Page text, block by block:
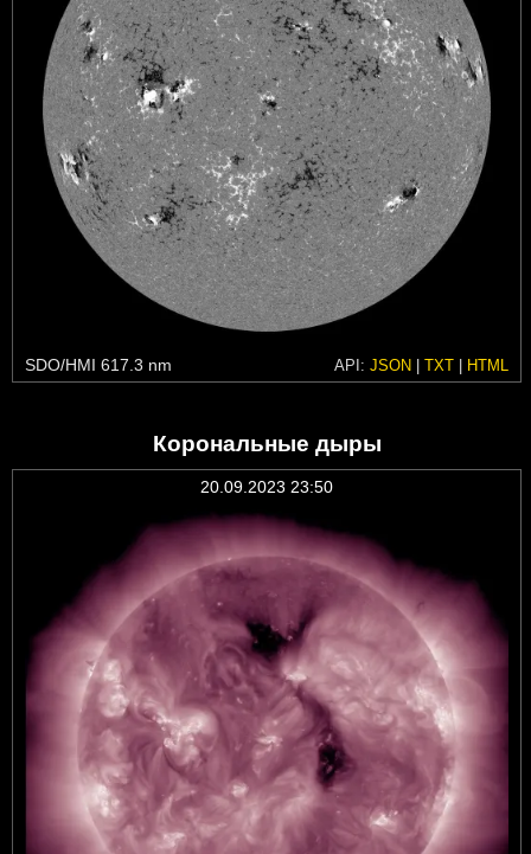
SDO/HMI 617.3 nm API: JSON | TXT | HTML
Корональные дыры
20.09.2023 23:50